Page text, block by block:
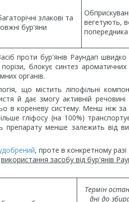
злакові та
бур'яни
вегетують,
попередника
проти бур'янів Раундап
блокує синтез
органів.
що містить ліпофільні
й дає змогу активній речовині
в кореневу систему. Менш ніж
гліфосу (на 100%)
менше залежить від
, проте в конкретному
використання засобу від бур'янів
Термін
дні до